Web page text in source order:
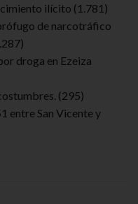
ilícito (1.781)
de narcotráfico
droga en Ezeiza
(295)
entre San Vicente y